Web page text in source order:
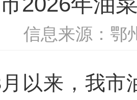
信息来源：鄂
以来 ， 我市